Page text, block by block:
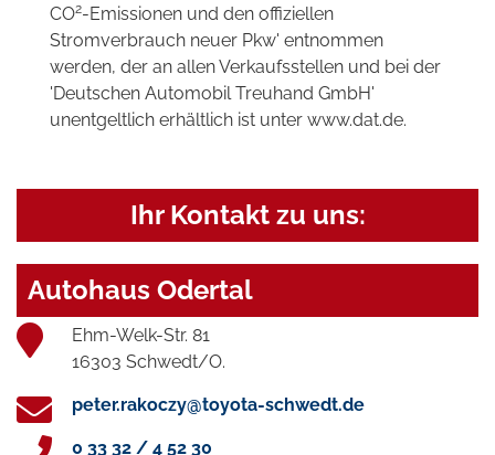
CO2-Emissionen und den offiziellen
Stromverbrauch neuer Pkw' entnommen
werden, der an allen Verkaufsstellen und bei der
'Deutschen Automobil Treuhand GmbH'
unentgeltlich erhältlich ist unter www.dat.de.
Ihr Kontakt zu uns:
Autohaus Odertal
Ehm-Welk-Str. 81
16303 Schwedt/O.
peter.rakoczy@toyota-schwedt.de
0 33 32 / 4 52 30